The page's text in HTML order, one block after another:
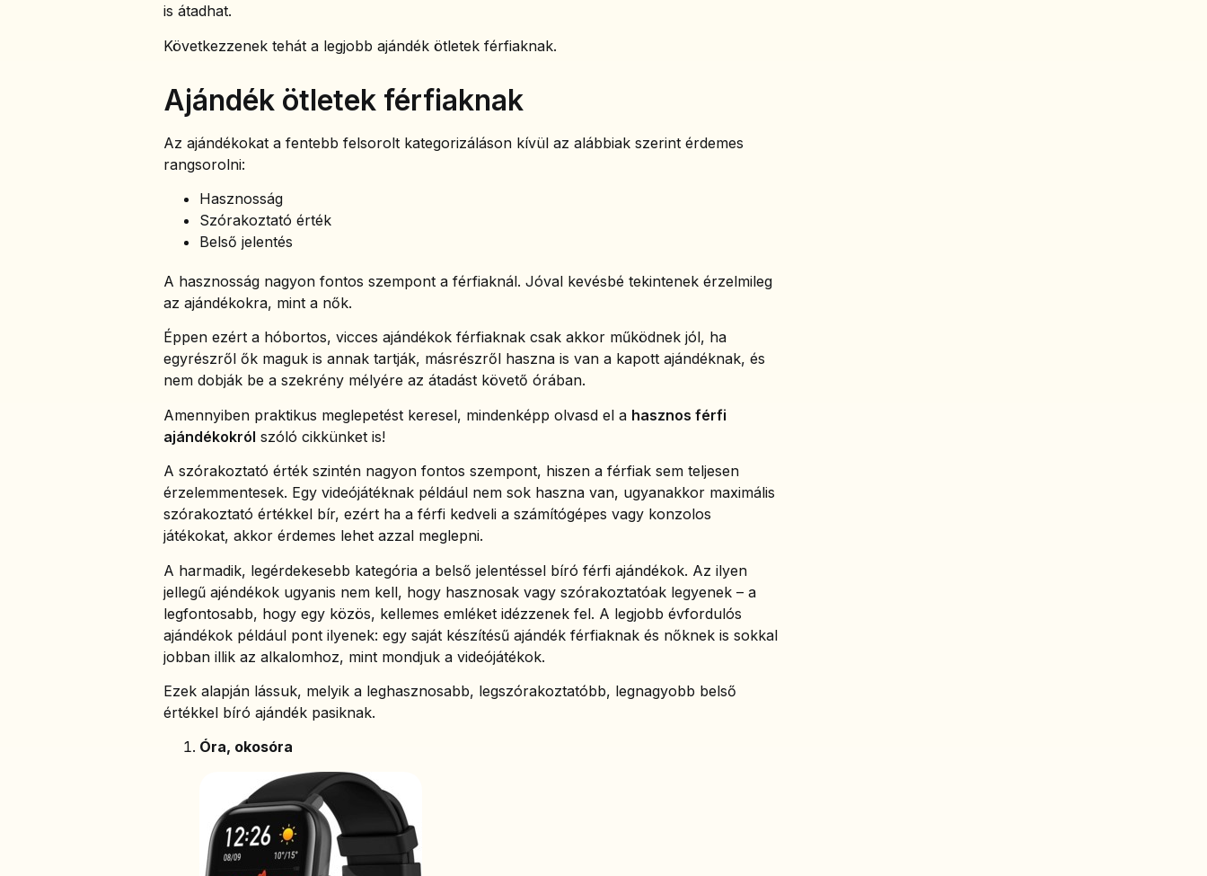
is átadhat.
Következzenek tehát a legjobb ajándék ötletek férfiaknak.
Ajándék ötletek férfiaknak
Az ajándékokat a fentebb felsorolt kategorizáláson kívül az alábbiak szerint érdemes
rangsorolni:
Hasznosság
Szórakoztató érték
Belső jelentés
A hasznosság nagyon fontos szempont a férfiaknál. Jóval kevésbé tekintenek érzelmileg
az ajándékokra, mint a nők.
Éppen ezért a hóbortos, vicces ajándékok férfiaknak csak akkor működnek jól, ha
egyrészről ők maguk is annak tartják, másrészről haszna is van a kapott ajándéknak, és
nem dobják be a szekrény mélyére az átadást követő órában.
Amennyiben praktikus meglepetést keresel, mindenképp olvasd el a hasznos férfi
ajándékokról szóló cikkünket is!
A szórakoztató érték szintén nagyon fontos szempont, hiszen a férfiak sem teljesen
érzelemmentesek. Egy videójátéknak például nem sok haszna van, ugyanakkor maximális
szórakoztató értékkel bír, ezért ha a férfi kedveli a számítógépes vagy konzolos
játékokat, akkor érdemes lehet azzal meglepni.
A harmadik, legérdekesebb kategória a belső jelentéssel bíró férfi ajándékok. Az ilyen
jellegű ajéndékok ugyanis nem kell, hogy hasznosak vagy szórakoztatóak legyenek – a
legfontosabb, hogy egy közös, kellemes emléket idézzenek fel. A legjobb évfordulós
ajándékok például pont ilyenek: egy saját készítésű ajándék férfiaknak és nőknek is sokkal
jobban illik az alkalomhoz, mint mondjuk a videójátékok.
Ezek alapján lássuk, melyik a leghasznosabb, legszórakoztatóbb, legnagyobb belső
értékkel bíró ajándék pasiknak.
Óra, okosóra